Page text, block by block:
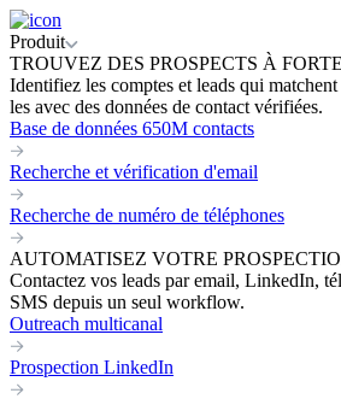
Produit
TROUVEZ DES PROSPECTS À
Identifiez les comptes et leads qui
les avec des données de contact vérifiées.
Base de données 650M contacts
Recherche et vérification d'email
Recherche de numéro de téléphones
AUTOMATISEZ VOTRE
Contactez vos leads par email, LinkedIn,
SMS depuis un seul workflow.
Outreach multicanal
Prospection LinkedIn